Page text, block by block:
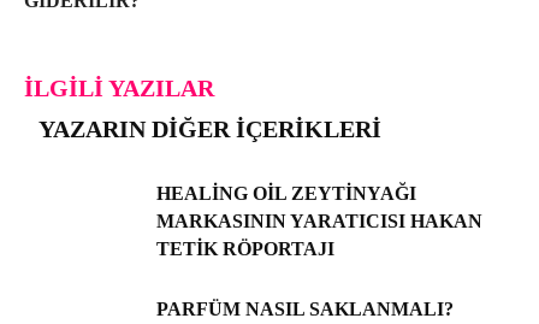
İLGILI YAZILAR
YAZARIN DIĞER İÇERIKLERI
HEALING OIL ZEYTINYAĞI
MARKASININ YARATICISI HAKAN
TETIK RÖPORTAJI
PARFÜM NASIL SAKLANMALI?